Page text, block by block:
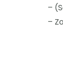
–
–